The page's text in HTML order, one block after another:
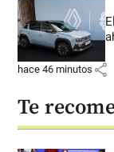
hace 46 minutos share
Te